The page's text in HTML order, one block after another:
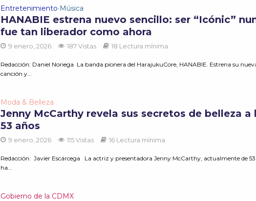
Entretenimiento•Música
HANABIE estrena nuevo sencillo: ser “Icónic”
fue tan liberador como ahora
9 enero, 2026 187 Vistas 18 Lectura mínima
Redacción: Daniel Noriega La banda pionera del HarajukuCore, HANABIE. Estrena su
canción y...
Moda & Belleza
Jenny McCarthy revela sus secretos de belleza a
53 años
9 enero, 2026 115 Vistas 16 Lectura mínima
Redacción: Javier Escárcega La actriz y presentadora Jenny McCarthy, actualmente de 53
ha...
Gobierno de la CDMX